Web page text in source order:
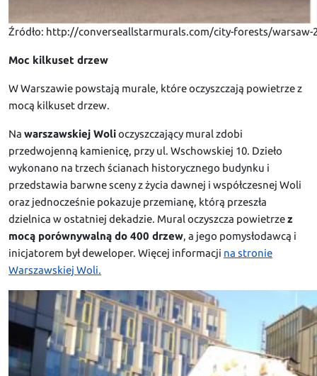
Źródło: http://converseallstarmurals.com/city-forests/warsaw-
Moc kilkuset drzew
W Warszawie powstają murale, które oczyszczają powietrze z
mocą kilkuset drzew.
Na warszawskiej Wolioczyszczający mural zdobi
przedwojenną kamienicę, przy ul. Wschowskiej 10. Dzieło
wykonano na trzech ścianach historycznego budynku i
przedstawia barwne sceny z życia dawnej i współczesnej Woli
oraz jednocześnie pokazuje przemianę, którą przeszła
dzielnica w ostatniej dekadzie. Mural oczyszcza powietrzez
mocą porównywalną do 400 drzew, a jego pomysłodawcą i
inicjatorem był deweloper. Więcej informacji na stronie
Warszawskiej Woli.